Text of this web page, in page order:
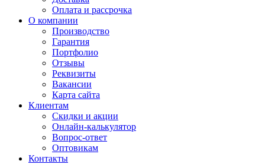
Оплата и рассрочка
О компании
Производство
Гарантия
Портфолио
Отзывы
Реквизиты
Вакансии
Карта сайта
Клиентам
Скидки и акции
Онлайн-калькулятор
Вопрос-ответ
Оптовикам
Контакты